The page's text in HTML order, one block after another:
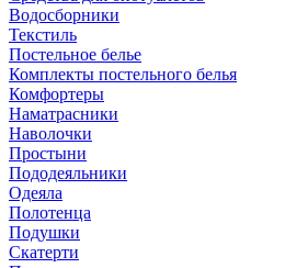
Водосборники
Текстиль
Постельное белье
Комплекты постельного белья
Комфортеры
Наматрасники
Наволочки
Простыни
Пододеяльники
Одеяла
Полотенца
Подушки
Скатерти